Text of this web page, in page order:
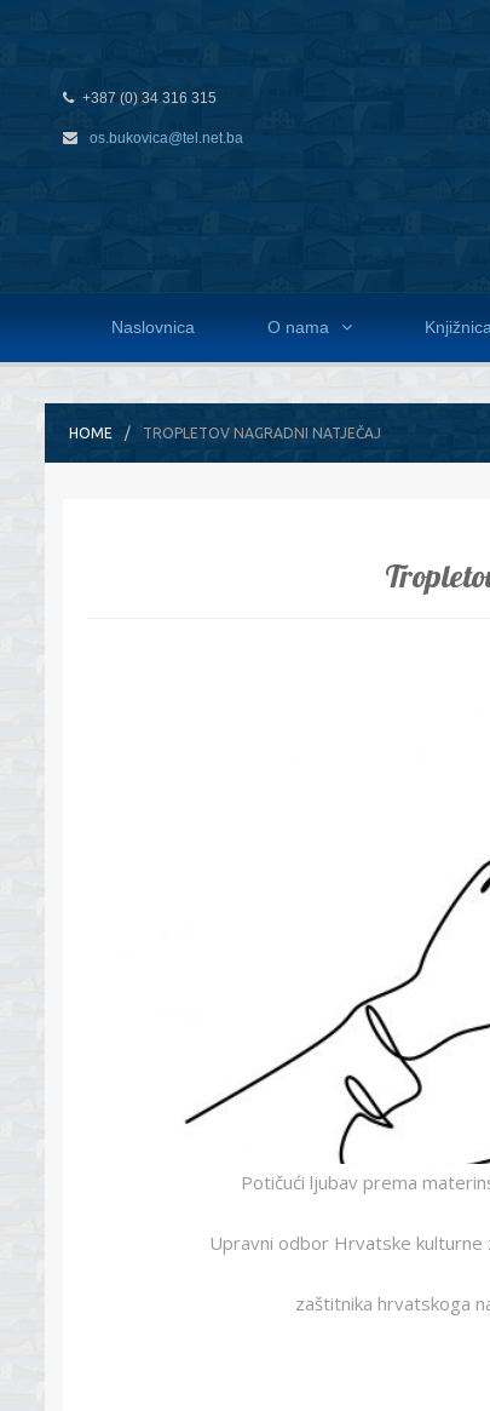
+387 (0) 34 316 315
os.bukovica@tel.net.ba
Naslovnica O nama Knjižnica
HOME TROPLETOV NAGRADNI NATJEČAJ
Potičući ljubav prema
Upravni odbor Hrvatske
zaštitnika hrvatskoga